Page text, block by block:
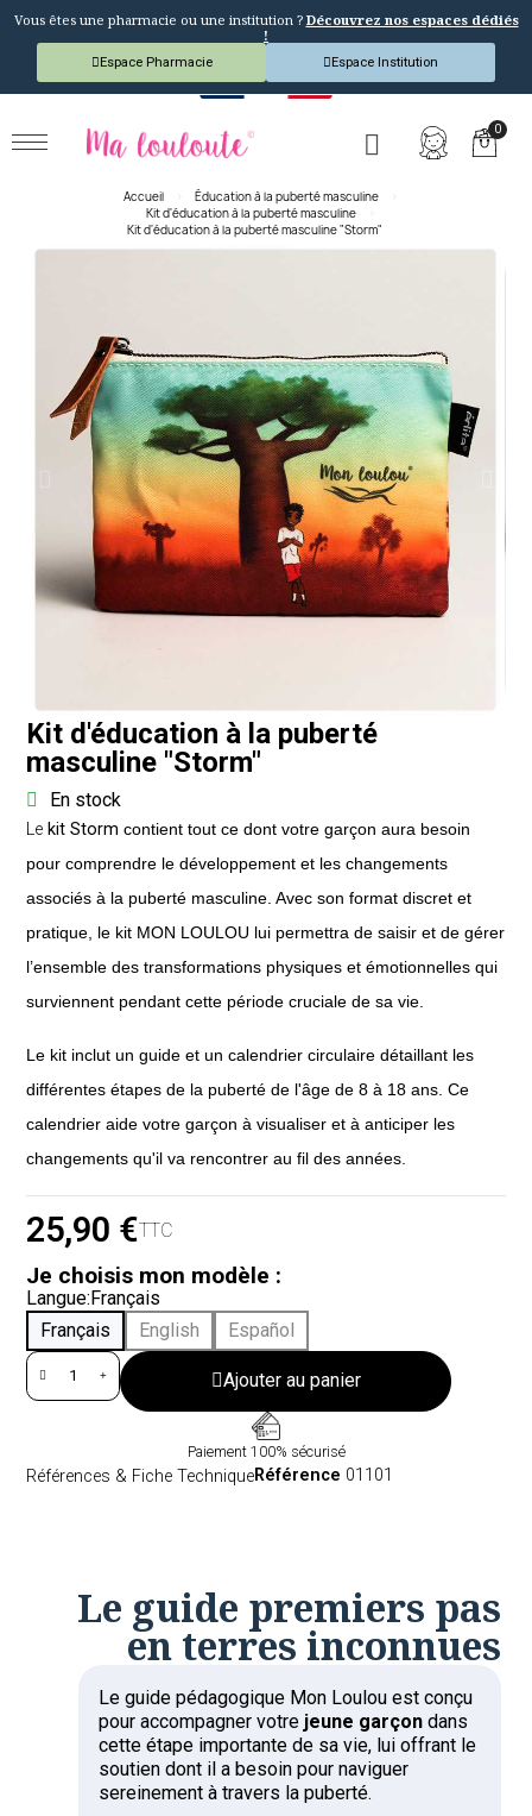
Vous êtes une pharmacie ou une institution ? Découvrez nos espaces dédiés
!
Espace Pharmacie Espace Institution
Accueil
Éducation à la puberté masculine
Kit d'éducation à la puberté masculine
Kit d'éducation à la puberté masculine "Storm"
Kit d'éducation à la puberté
masculine "Storm"
En stock
Le kit Storm contient tout ce dont votre garçon aura besoin
pour comprendre le développement et les changements
associés à la puberté masculine. Avec son format discret et
pratique, le kit MON LOULOU lui permettra de saisir et de gérer
l’ensemble des transformations physiques et émotionnelles qui
surviennent pendant cette période cruciale de sa vie.
Le kit inclut un guide et un calendrier circulaire détaillant les
différentes étapes de la puberté de l'âge de 8 à 18 ans. Ce
calendrier aide votre garçon à visualiser et à anticiper les
changements qu'il va rencontrer au fil des années.
25,90 €TTC
Je choisis mon modèle :
LangueFrançais
Français
English Español
Ajouter au panier
Paiement 100% sécurisé
Références & Fiche TechniqueRéférence 01101
Le guide premiers pas
en terres inconnues
Le guide pédagogique Mon Loulou est conçu
pour accompagner votre jeune garçon dans
cette étape importante de sa vie, lui offrant le
soutien dont il a besoin pour naviguer
sereinement à travers la puberté.